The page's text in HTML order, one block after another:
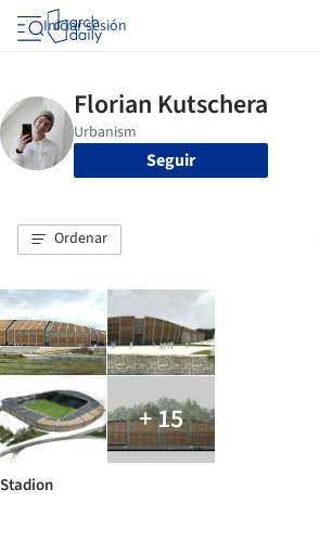
Iniciar sesión
Seguir
Ordenar
+ 15
Stadion